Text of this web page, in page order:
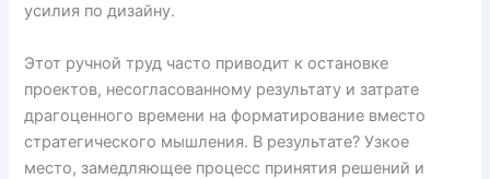
усилия по дизайну.
Этот ручной труд часто приводит к остановке
проектов, несогласованному результату и затрате
драгоценного времени на форматирование вместо
стратегического мышления. В результате? Узкое
место, замедляющее процесс принятия решений и